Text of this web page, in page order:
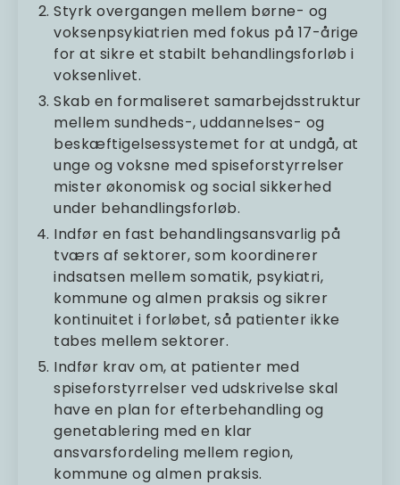
Styrk overgangen mellem børne- og
voksenpsykiatrien med fokus på 17-årige
for at sikre et stabilt behandlingsforløb i
voksenlivet.
Skab en formaliseret samarbejdsstruktur
mellem sundheds-, uddannelses- og
beskæftigelsessystemet for at undgå, at
unge og voksne med spiseforstyrrelser
mister økonomisk og social sikkerhed
under behandlingsforløb.
Indfør en fast behandlingsansvarlig på
tværs af sektorer, som koordinerer
indsatsen mellem somatik, psykiatri,
kommune og almen praksis og sikrer
kontinuitet i forløbet, så patienter ikke
tabes mellem sektorer.
Indfør krav om, at patienter med
spiseforstyrrelser ved udskrivelse skal
have en plan for efterbehandling og
genetablering med en klar
ansvarsfordeling mellem region,
kommune og almen praksis.